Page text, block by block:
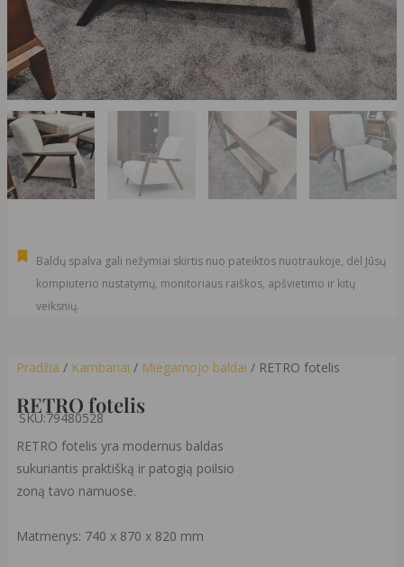
Baldų spalva gali nežymiai skirtis nuo pateiktos nuotraukoje, dėl Jūsų
kompiuterio nustatymų, monitoriaus raiškos, apšvietimo ir kitų
veiksnių.
Pradžia / Kambariai / Miegamojo baldai / RETRO fotelis
RETRO fotelis
SKU:79480528
RETRO fotelis yra modernus baldas
sukuriantis praktišką ir patogią poilsio
zoną tavo namuose.
Matmenys: 740 x 870 x 820 mm